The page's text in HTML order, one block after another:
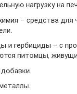
нагрузку на
– средства для
и гербициды – с
питомцы,